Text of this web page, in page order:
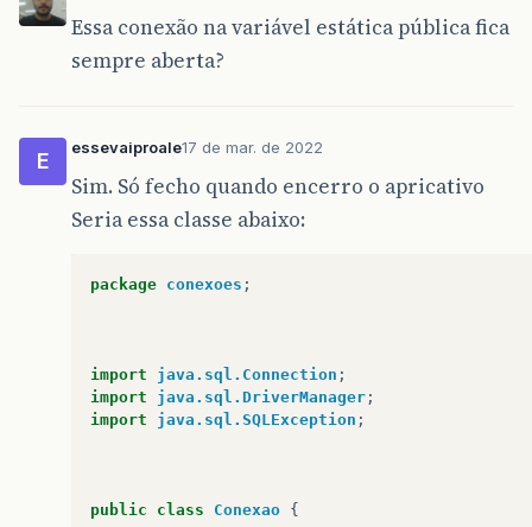
Essa conexão na variável estática pública fica
sempre aberta?
E
essevaiproale17 de mar. de 2022
Sim. Só fecho quando encerro o apricativo
Seria essa classe abaixo:
package conexoes ;
import java.sql.Connection ;
import
java.sql.DriverManager ;
import
java.sql.SQLException ;
public class Conexao {